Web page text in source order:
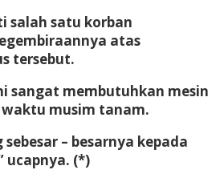
salah satu korban
atas
tersebut.
sangat membutuhkan mesin
musim tanam.
– besarnya kepada
ucapnya. (*)